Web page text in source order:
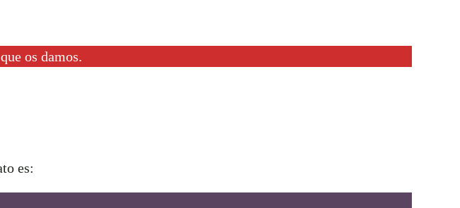
os damos.
es: